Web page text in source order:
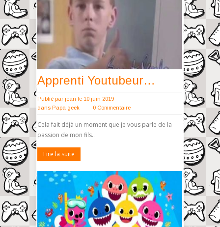
Apprenti Youtubeur…
Publié par jean le 10 juin 2019
dans Papa geek 0 Commentaire
Cela fait déjà un moment que je vous parle de la
passion de mon fils..
Lire la suite